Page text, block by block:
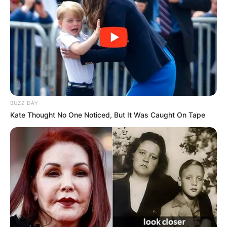
Alamat email Anda tidak akan dipublikasikan. Ruas yang wajib ditandai*
BUZZ DAY
Kate Thought No One Noticed, But It Was Caught On Tape